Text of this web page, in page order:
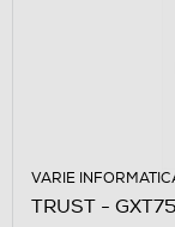
VARIE
TRUST -